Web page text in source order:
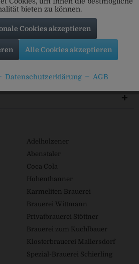
für alle Neuigkeiten:
Adelholzener
Abenstaler
Coca Cola
Hohenthanner
Karmeliten Brauerei
Brauerei Wittmann
Privatbrauerei Stöttner
Brauerei zum Kuchlbauer
Klosterbrauerei Mallersdorf
Spezial-Brauerei Schierling
bieten zu können.
Cookies akzeptieren
Alle Cookies akzeptieren
Datenschutzerklärung AGB